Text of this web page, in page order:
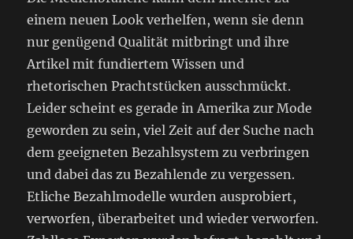
einem neuen Look verhelfen, wenn sie denn
nur genügend Qualität mitbringt und ihre
Artikel mit fundiertem Wissen und
rhetorischen Prachtstücken ausschmückt.
Leider scheint es gerade in Amerika zur Mode
geworden zu sein, viel Zeit auf der Suche nach
dem geeigneten Bezahlsystem zu verbringen
und dabei das zu Bezahlende zu vergessen.
Etliche Bezahlmodelle wurden ausprobiert,
verworfen, überarbeitet und wieder verworfen.